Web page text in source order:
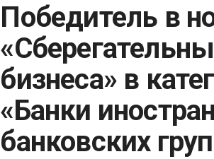
Победитель в
бизнеса» в
«Банки
банковских